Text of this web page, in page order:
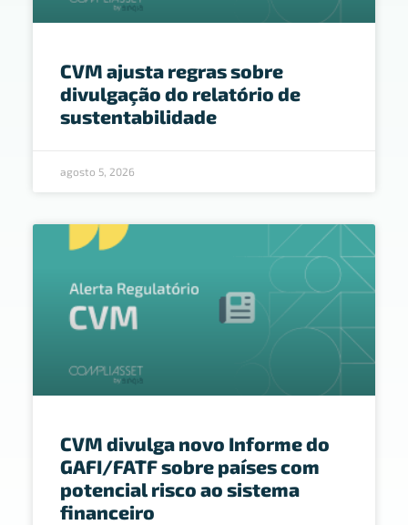
CVM ajusta regras sobre
divulgação do relatório de
sustentabilidade
agosto 5, 2026
CVM divulga novo Informe do
GAFI/FATF sobre países com
potencial risco ao sistema
financeiro